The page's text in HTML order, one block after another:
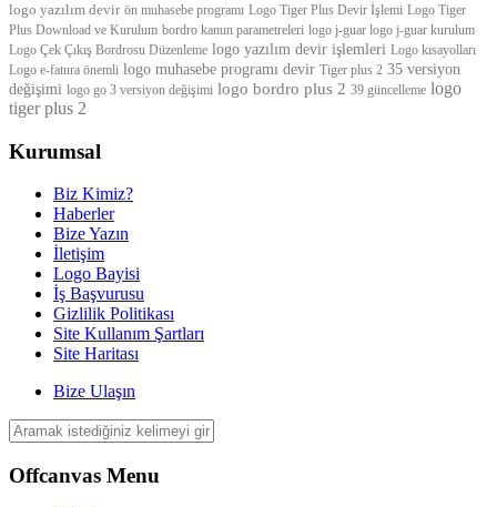
logo yazılım devir ön muhasebe programı Logo Tiger Plus Devir İşlemi Logo Tiger
Plus Download ve Kurulum bordro kanun parametreleri logo j-guar logo j-guar kurulum
Logo Çek Çıkış Bordrosu Düzenleme logo yazılım devir işlemleri Logo kısayolları
Logo e-fatura önemli logo muhasebe programı devir Tiger plus 2 35 versiyon
değişimi logo go 3 versiyon değişimi logo bordro plus 2 39 güncelleme logo
tiger plus 2
Kurumsal
Biz Kimiz?
Haberler
Bize Yazın
İletişim
Logo Bayisi
İş Başvurusu
Gizlilik Politikası
Site Kullanım Şartları
Site Haritası
Bize Ulaşın
Offcanvas Menu